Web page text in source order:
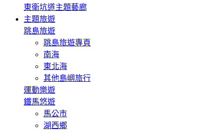
東衛坑道主題藝廊
主題旅遊
跳島旅遊
跳島旅遊專頁
南海
東北海
其他島嶼旅行
運動樂遊
鐵馬悠遊
馬公市
湖西鄉